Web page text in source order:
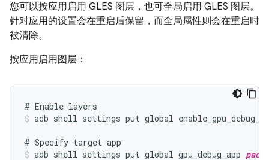
您可以按应用启用 GLES 图层，也可全局启用 GLES 图层。
针对应用的设置会在重启后保留，而全局属性则会在重启时
被清除。
按应用启用图层：
# Enable layers
adb shell settings put global
# Specify target app
adb shell settings put global gpu_debug_app